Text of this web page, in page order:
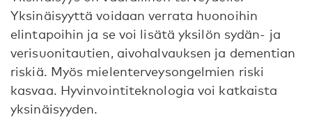
Yksinäisyyttä voidaan verrata huonoihin
elintapoihin ja se voi lisätä yksilön sydän- ja
verisuonitautien, aivohalvauksen ja dementian
riskiä. Myös mielenterveysongelmien riski
kasvaa. Hyvinvointiteknologia voi katkaista
yksinäisyyden.